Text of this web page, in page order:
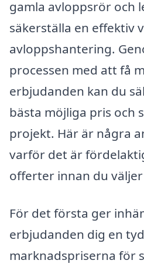
gamla avloppsrör och
säkerställa en effektiv
avloppshantering.
processen med att få
erbjudanden kan du
bästa möjliga pris och
projekt. Här är några
varför det är
offerter innan du
För det första ger
erbjudanden dig en
marknadspriserna för